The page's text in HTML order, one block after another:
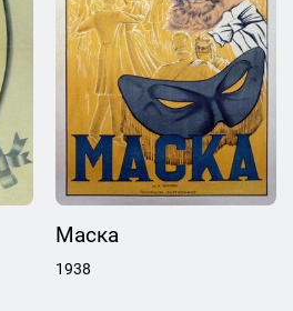
Маска
1938